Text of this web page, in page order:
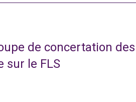
de concertation des
sur le FLS